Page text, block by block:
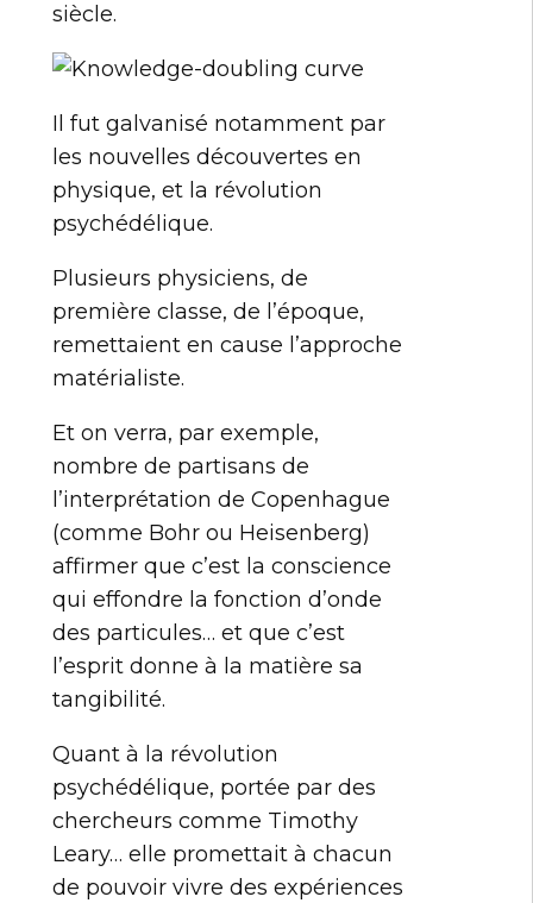
siècle.
Il fut galvanisé notamment par
les nouvelles découvertes en
physique, et la révolution
psychédélique.
Plusieurs physiciens, de
première classe, de l’époque,
remettaient en cause l’approche
matérialiste.
Et on verra, par exemple,
nombre de partisans de
l’interprétation de Copenhague
(comme Bohr ou Heisenberg)
affirmer que c’est la conscience
qui effondre la fonction d’onde
des particules… et que c’est
l’esprit donne à la matière sa
tangibilité.
Quant à la révolution
psychédélique, portée par des
chercheurs comme Timothy
Leary… elle promettait à chacun
de pouvoir vivre des expériences